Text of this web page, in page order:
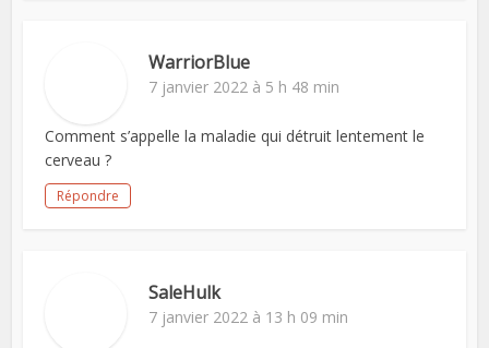
WarriorBlue
7 janvier 2022 à 5 h 48 min
Comment s’appelle la maladie qui détruit lentement le
cerveau ?
Répondre
SaleHulk
7 janvier 2022 à 13 h 09 min